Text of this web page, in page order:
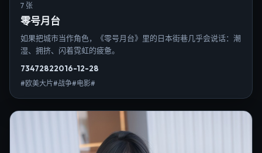
7 张
零号月台
如果把城市当作角色，《零号月台》里的日本街巷几乎会说话：潮
湿、拥挤、闪着霓虹的疲惫。
73472822016-12-28
#欧美大片#战争#电影#